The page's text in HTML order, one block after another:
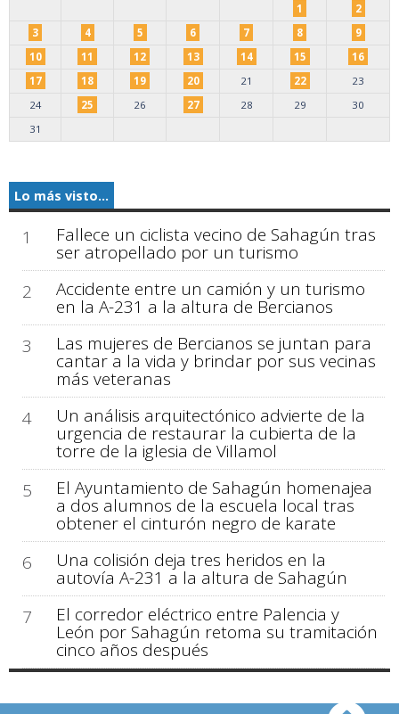
1
2
3
4 5 6 7 8
9
10
11 12 13 14 15
16
17
18 19 20 21 22
23
24
25 26 27 28 29
30
31
Lo más visto...
1 Fallece un ciclista vecino de Sahagún tras
ser atropellado por un turismo
2
Accidente entre un camión y un turismo
en la A-231 a la altura de Bercianos
3
Las mujeres de Bercianos se juntan para
cantar a la vida y brindar por sus vecinas
más veteranas
4
Un análisis arquitectónico advierte de la
urgencia de restaurar la cubierta de la
torre de la iglesia de Villamol
5
El Ayuntamiento de Sahagún homenajea
a dos alumnos de la escuela local tras
obtener el cinturón negro de karate
6
Una colisión deja tres heridos en la
autovía A-231 a la altura de Sahagún
7
El corredor eléctrico entre Palencia y
León por Sahagún retoma su tramitación
cinco años después